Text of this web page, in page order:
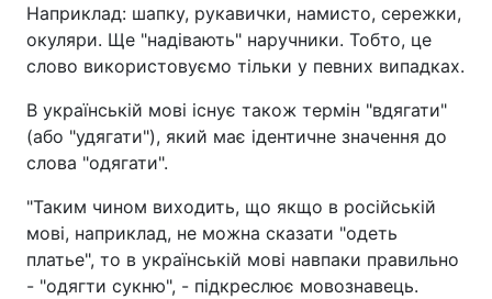
Наприклад: шапку, рукавички, намисто, сережки,
окуляри. Ще "надівають" наручники. Тобто, це
слово використовуємо тільки у певних випадках.
В українській мові існує також термін "вдягати"
(або "удягати"), який має ідентичне значення до
слова "одягати".
"Таким чином виходить, що якщо в російській
мові, наприклад, не можна сказати "одеть
платье", то в українській мові навпаки правильно
- "одягти сукню", - підкреслює мовознавець.